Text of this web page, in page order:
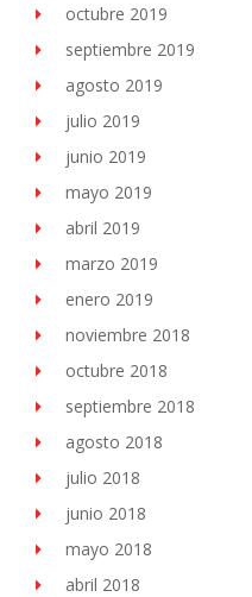
octubre 2019
septiembre 2019
agosto 2019
julio 2019
junio 2019
mayo 2019
abril 2019
marzo 2019
enero 2019
noviembre 2018
octubre 2018
septiembre 2018
agosto 2018
julio 2018
junio 2018
mayo 2018
abril 2018